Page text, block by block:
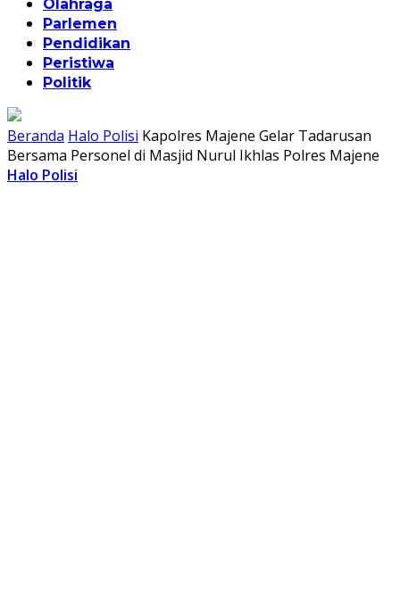
Olahraga
Parlemen
Pendidikan
Peristiwa
Politik
Beranda Halo Polisi Kapolres Majene Gelar Tadarusan
Bersama Personel di Masjid Nurul Ikhlas Polres Majene
Halo Polisi